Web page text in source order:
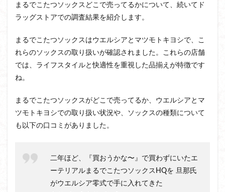
まるでこたつソックスどこで売ってるかについて、続いてド
ラッグストアでの調査結果を紹介します。
まるでこたつソックスはウエルシアとマツモトキヨシで、こ
れらのソックスの取り扱いが確認されました。これらの店舗
では、ライフスタイルと快適性を重視した品揃えが特徴です
ね。
まるでこたつソックスがどこで売ってるか、ウエルシアとマ
ツモトキヨシでの取り扱い状況や、ソックスの種類について
も以下の口コミがありました。
二年ほど、『買おうかな〜』で買わずにいたエ
ーテリアルまるでこたつソックスHQを 旦那氏
がウエルシア零式で手に入れてきた